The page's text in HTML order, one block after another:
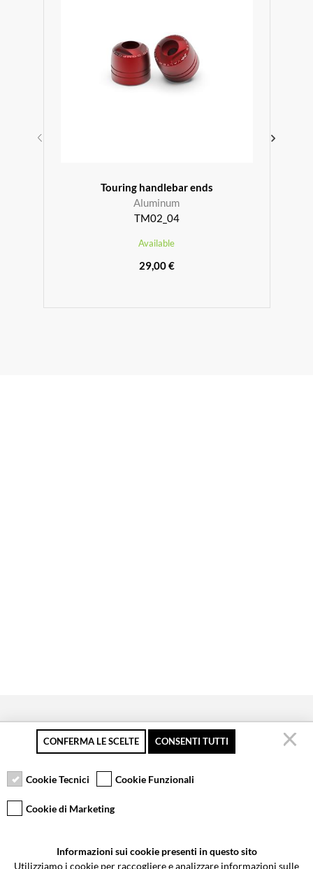
Touring handlebar ends
Aluminum
TM02_04
Available
29,00 €
Secure payment
Free returns up to 30
Customer service
Via Galileo Galilei 5 | Verano Brianza (MB) 20843 | ITALY
CONFERMA LE SCELTE CONSENTI TUTTI
Cookie Tecnici Cookie Funzionali
Cookie di Marketing
Informazioni sui cookie presenti in questo sito
Utilizziamo i cookie per raccogliere e analizzare informazioni sulle